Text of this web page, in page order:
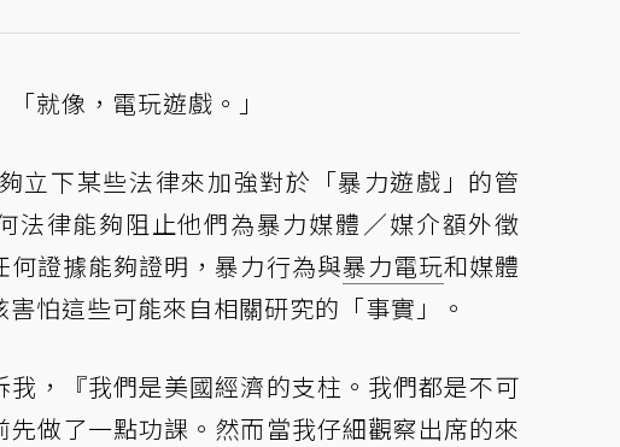
就像，電玩遊戲。」
立下某些法律來加強對於「暴力遊戲」的管
律能夠阻止他們為暴力媒體／媒介額外徵
證據能夠證明，暴力行為與暴力電玩和媒體
怕這些可能來自相關研究的「事實」。
我，『我們是美國經濟的支柱。我們都是不可
做了一點功課。然而當我仔細觀察出席的來